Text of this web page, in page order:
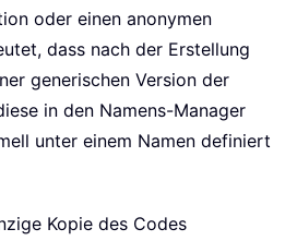
oder einen anonymen
dass nach der Erstellung
generischen Version der
in den Namens-Manager
unter einem Namen definiert
Kopie des Codes